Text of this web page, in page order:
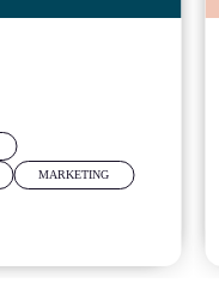
MARKETING